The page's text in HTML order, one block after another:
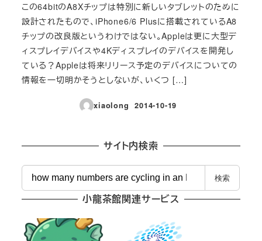
この64bitのA8Xチップは特別に新しいタブレットのために
設計されたもので、iPhone6/6 Plusに搭載されているA8
チップの改良版というわけではない。Appleは更に大型デ
ィスプレイデバイスや4Kディスプレイのデバイスを開発し
ている？Appleは将来リリース予定のデバイスについての
情報を一切明かそうとしないが、いくつ […]
xiaolong
投稿日
2014-10-19
サイト内検索
索
検索
小龍茶館関連サービス